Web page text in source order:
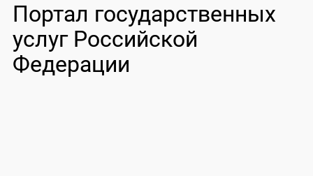
Портал государственных
услуг Российской
Федерации